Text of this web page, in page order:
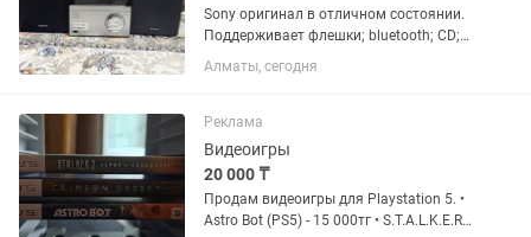
Sony оригинал в отличном состоянии.
Поддерживает флешки; bluetooth; CD;
Radio и т.д. Отдам в хорошие руки )))
Алматы, сегодня
Реклама
Видеоигры
20 000 ₸
Продам видеоигры для Playstation 5. •
Astro Bot (PS5) - 15 000тг • S.T.A.L.K.E.R.